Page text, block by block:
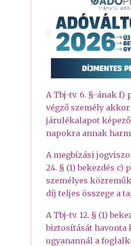
A Tbj-tv. 6. §-ának f)
végző személy
járulékalapot
napokra annak
A megbízási
24. § (1) bekezdés
személyes
díj teljes összege a
A Tbj-tv. 12. § (1)
biztosítását havonta
ugyanannál a